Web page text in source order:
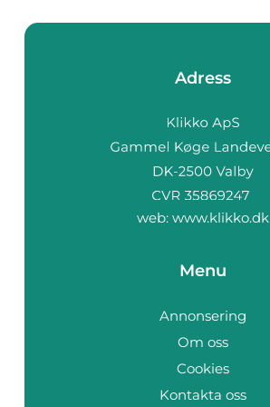
Adress
web: www.klikko.dk
Menu
Annonsering
Om oss
Cookies
Kontakta oss